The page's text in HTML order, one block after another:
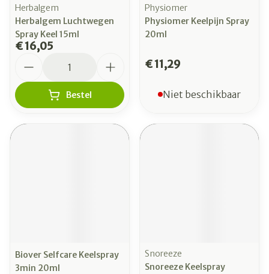
Herbalgem
Herbalgem Luchtwegen
Spray Keel 15ml
€ 16,05
Bestel
Physiomer
Physiomer Keelpijn Spray
20ml
€ 11,29
Niet beschikbaar
Biover Selfcare Keelspray
3min 20ml
Snoreeze
Snoreeze Keelspray